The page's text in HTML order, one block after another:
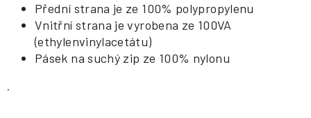
Přední strana je ze 100% polypropylenu
Vnitřní strana je vyrobena ze 100VA
(ethylenvinylacetátu)
Pásek na suchý zip ze 100% nylonu
.